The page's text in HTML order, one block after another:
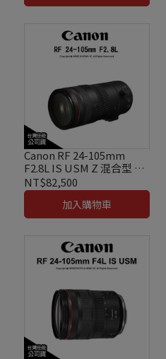
Canon RF 24-105mm
F2.8L IS USM Z 混合型 內
NT$82,500
加入購物車